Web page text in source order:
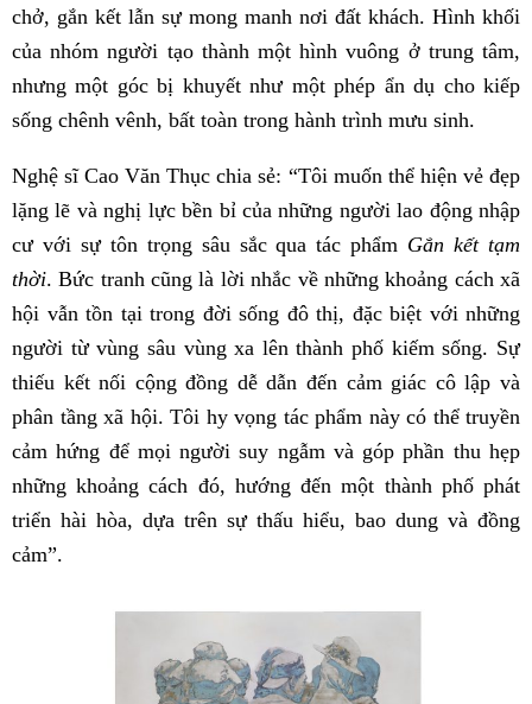
chở, gắn kết lẫn sự mong manh nơi đất khách. Hình khối
của nhóm người tạo thành một hình vuông ở trung tâm,
nhưng một góc bị khuyết như một phép ẩn dụ cho kiếp
sống chênh vênh, bất toàn trong hành trình mưu sinh.
Nghệ sĩ Cao Văn Thục chia sẻ: “Tôi muốn thể hiện vẻ đẹp
lặng lẽ và nghị lực bền bỉ của những người lao động nhập
cư với sự tôn trọng sâu sắc qua tác phẩm Gắn kết tạm
thời. Bức tranh cũng là lời nhắc về những khoảng cách xã
hội vẫn tồn tại trong đời sống đô thị, đặc biệt với những
người từ vùng sâu vùng xa lên thành phố kiếm sống. Sự
thiếu kết nối cộng đồng dễ dẫn đến cảm giác cô lập và
phân tầng xã hội. Tôi hy vọng tác phẩm này có thể truyền
cảm hứng để mọi người suy ngẫm và góp phần thu hẹp
những khoảng cách đó, hướng đến một thành phố phát
triển hài hòa, dựa trên sự thấu hiểu, bao dung và đồng
cảm”.